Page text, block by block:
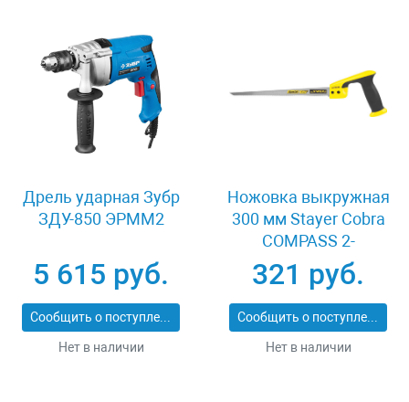
Дрель ударная Зубр
ЗДУ-850 ЭРММ2
5 615 руб.
Сообщить о поступлении
Нет в наличии
Ножовка выкружная
300 мм Stayer Cobra
COMPASS 2-
15087_z02
321 руб.
Сообщить о поступлении
Нет в наличии